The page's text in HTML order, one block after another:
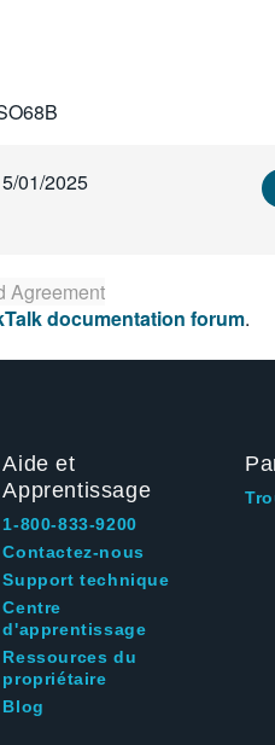
01/2025
Agreement
documentation forum.
Aide et
Apprentissage
1-800-833-9200
Contactez-nous
Support technique
Centre
d'apprentissage
Ressources du
propriétaire
Blog